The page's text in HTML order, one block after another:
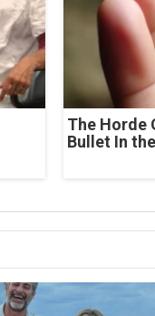
The Horde
Bullet In